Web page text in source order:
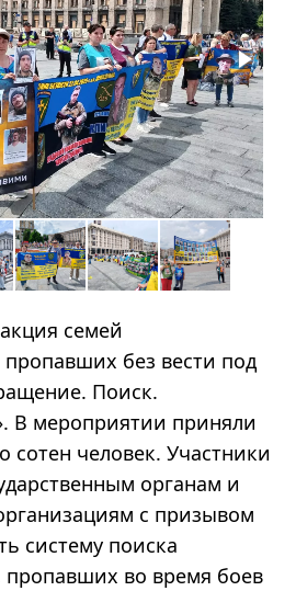
семей
без вести под
Поиск.
В мероприятии приняли
сотен человек. Участники
органам и
с призывом
систему поиска
во время боев